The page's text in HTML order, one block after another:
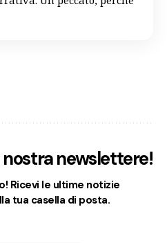
nostra newslettere!
Ricevi le ultime notizie
tua casella di posta.